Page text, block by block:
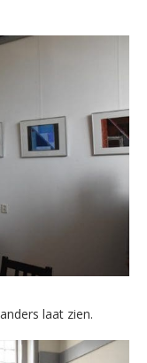
laat zien.